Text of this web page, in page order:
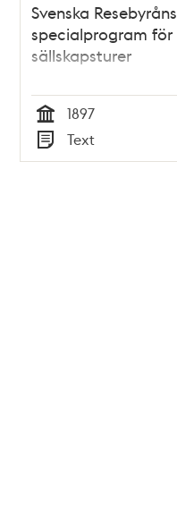
Svenska Resebyråns
specialprogram för
sällskapsturer
Tid
1897
Typ
Text